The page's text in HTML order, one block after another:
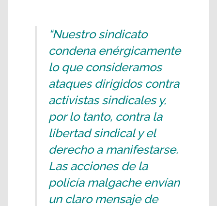
“Nuestro sindicato
condena enérgicamente
lo que consideramos
ataques dirigidos contra
activistas sindicales y,
por lo tanto, contra la
libertad sindical y el
derecho a manifestarse.
Las acciones de la
policía malgache envían
un claro mensaje de